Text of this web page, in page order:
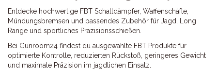
Entdecke hochwertige FBT Schalldämpfer, Waffenschäfte,
Mündungsbremsen und passendes Zubehör für Jagd, Long
Range und sportliches Präzisionsschießen.
Bei Gunroom24 findest du ausgewählte FBT Produkte für
optimierte Kontrolle, reduzierten Rückstoß, geringeres Gewicht
und maximale Präzision im jagdlichen Einsatz.